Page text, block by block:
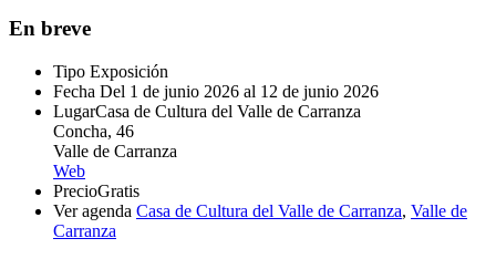
En breve
Tipo Exposición
Fecha Del 1 de junio 2026 al 12 de junio 2026
LugarCasa de Cultura del Valle de Carranza
Concha, 46
Valle de Carranza
Web
PrecioGratis
Ver agenda Casa de Cultura del Valle de Carranza, Valle de
Carranza